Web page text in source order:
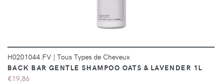
H0201044.FV | Tous Types de Cheveux
BACK BAR GENTLE SHAMPOO OATS & LAVENDER 1L
€19,86